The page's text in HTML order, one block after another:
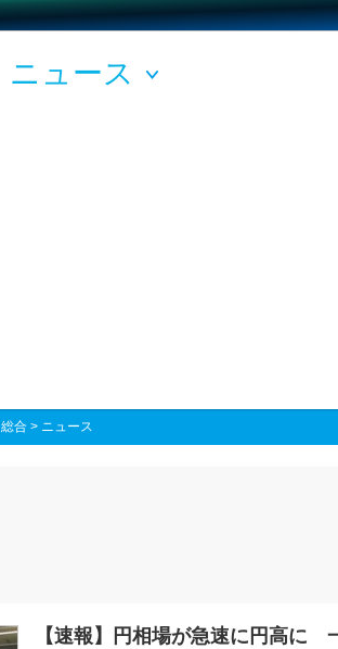
ニュース
総合 > ニュース
【速報】円相場が急速に円高に